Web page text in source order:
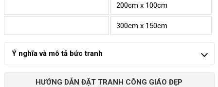
200cm x 100cm
300cm x 150cm
Ý nghĩa và mô tả bức tranh
HƯỚNG DẪN ĐẶT TRANH CÔNG GIÁO ĐẸP